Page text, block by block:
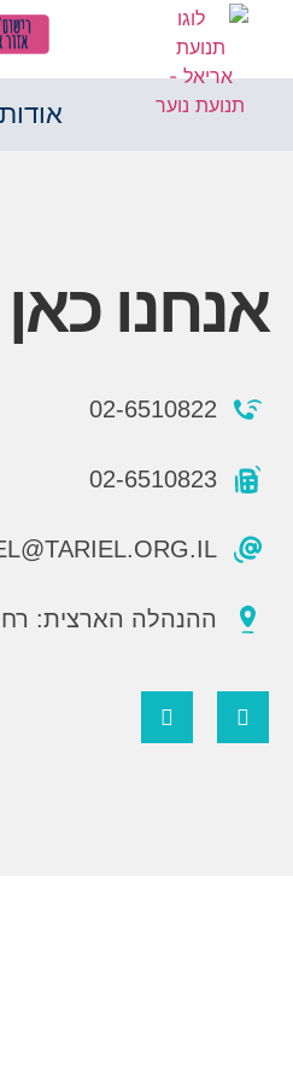
אודות
אנחנו
02-6510822
02-6510823
ההנהלה הארצית: רחוב הבושם